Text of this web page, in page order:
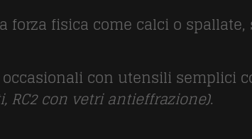
forza fisica come calci o
con utensili semplici
RC2 con vetri antieffrazione).